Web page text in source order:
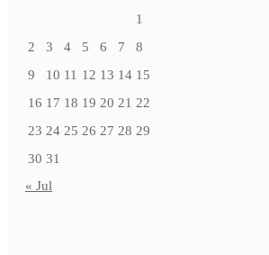
1
2
3 4 5 6 7
8
9
10 11 12 13 14 15
16 17 18 19 20 21 22
23 24 25 26 27 28 29
30 31
« Jul